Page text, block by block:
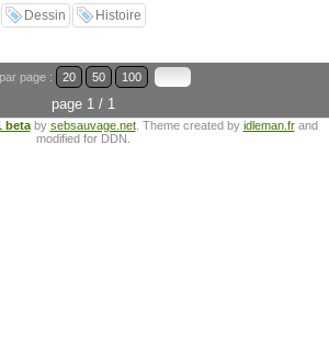
Dessin Histoire
page : 20 50 100
page 1 / 1
betaby sebsauvage.net. Theme created by idleman.frand
modified for DDN.